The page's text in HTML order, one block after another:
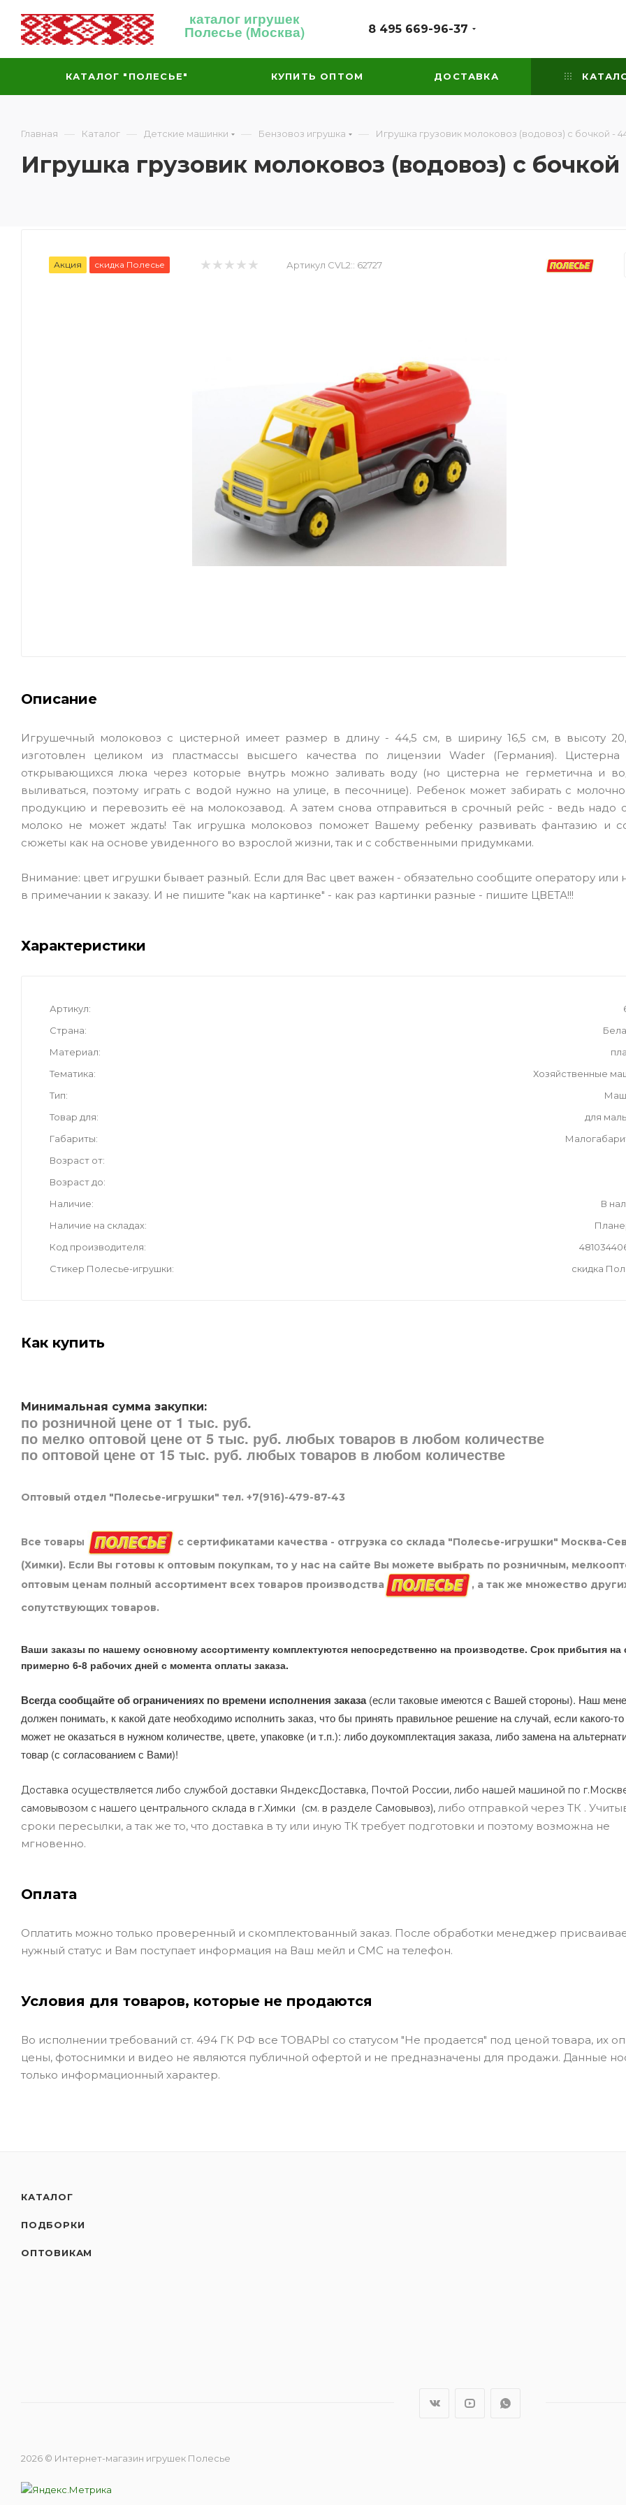
каталог игрушек
Полесье (Москва) 8 495 669-96-37
КАТАЛОГ "ПОЛЕСЬЕ" КУПИТЬ ОПТОМ ДОСТАВКА
Главная — Каталог — Детские машинки — Бензовоз игрушка — Игрушка грузовик молоковоз (водовоз) с бочкой -
Игрушка грузовик молоковоз (водовоз) с
Акция скидка Полесье Артикул CVL2:: 62727
Описание
Игрушечный молоковоз с цистерной имеет размер в длину - 44,5 см, в ширину 16,5 см, в высоту
изготовлен целиком из пластмассы высшего качества по лицензии Wader (Германия).
открывающихся люка через которые внутрь можно заливать воду (но цистерна не герметична и
выливаться, поэтому играть с водой нужно на улице, в песочнице). Ребенок может забирать с
продукцию и перевозить её на молокозавод. А затем снова отправиться в срочный рейс - ведь надо
молоко не может ждать! Так игрушка молоковоз поможет Вашему ребенку развивать фантазию и
сюжеты как на основе увиденного во взрослой жизни, так и с собственными придумками.
Внимание: цвет игрушки бывает разный. Если для Вас цвет важен - обязательно сообщите оператору или
в примечании к заказу. И не пишите "как на картинке" - как раз картинки разные - пишите ЦВЕТА!!!
Характеристики
Артикул
Страна
Материал
Тематика
Хозяйственные
Тип
Товар для
для
Габариты
Возраст от
Возраст до
Наличие
В
Наличие на складах
Код производителя
Стикер Полесье-игрушки
скидка
Как купить
Минимальная сумма закупки:
по розничной цене от 1 тыс. руб.
по мелко оптовой цене от 5 тыс. руб. любых товаров в любом количестве
по оптовой цене от 15 тыс. руб. любых товаров в любом количестве
Оптовый отдел "Полесье-игрушки" тел. +7(916)-479-87-43
Все товары
с сертификатами качества - отгрузка со склада "Полесье-игрушки" Москва-
(Химки). Если Вы готовы к оптовым покупкам, то у нас на сайте Вы можете выбрать по розничным,
оптовым ценам полный ассортимент всех товаров производства
, а так же множество
сопутствующих товаров.
Ваши заказы по нашему основному ассортименту комплектуются непосредственно на производстве. Срок прибытия на
примерно 6-8 рабочих дней с момента оплаты заказа.
Всегда сообщайте об ограничениях по времени исполнения заказа(если таковые имеются с Вашей стороны). Наш
должен понимать, к какой дате необходимо исполнить заказ, что бы принять правильное решение на случай, если какого-
может не оказаться в нужном количестве, цвете, упаковке (и т.п.): либо доукомплектация заказа, либо замена на
товар (с согласованием с Вами)!
Доставка осуществляется либо службой доставки ЯндексДоставка, Почтой России, либо нашей машиной по
самовывозом с нашего центрального склада в г.Химки (см. в разделе Самовывоз), либо отправкой через ТК .
сроки пересылки, а так же то, что доставка в ту или иную ТК требует подготовки и поэтому возможна не
мгновенно.
Оплата
Оплатить можно только проверенный и скомплектованный заказ. После обработки менеджер
нужный статус и Вам поступает информация на Ваш мейл и СМС на телефон.
Условия для товаров, которые не продаются
Во исполнении требований ст. 494 ГК РФ все ТОВАРЫ со статусом "Не продается" под ценой товара, их
цены, фотоснимки и видео не являются публичной офертой и не предназначены для продажи. Данные
только информационный характер.
КАТАЛОГ
ПОДБОРКИ
ОПТОВИКАМ
2026 © Интернет-магазин игрушек Полесье